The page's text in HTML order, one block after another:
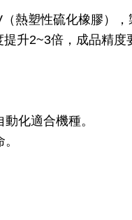
熱塑性硫化橡膠）
升2~3倍，成品精
化適合機種。